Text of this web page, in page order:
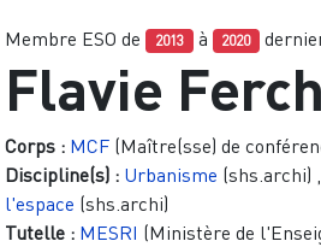
Membre ESO de 2013 à 2020
Flavie
Corps : MCF (Maître(sse) de
Discipline(s) : Urbanisme (shs.archi) ,
l'espace (shs.archi)
Tutelle : MESRI (Ministère de